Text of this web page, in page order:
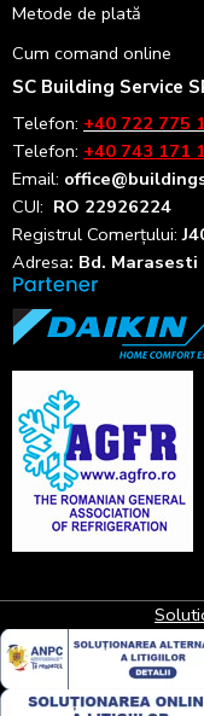
Metode de plată
Cum comand online
SC Building Service
Telefon: +40 722 775
Telefon: +40 743 171
Email:
CUI: RO 22926224
Registrul Comerțului:
Adresa: Bd. Marasesti